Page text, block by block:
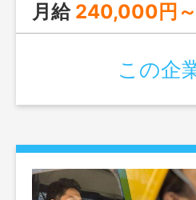
月給 240,000円
この企